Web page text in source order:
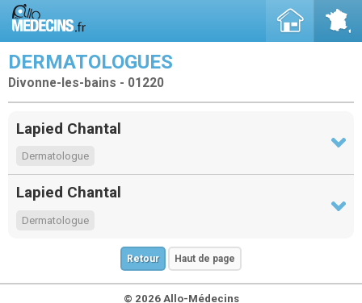
DERMATOLOGUES
Divonne-les-bains - 01220
Lapied Chantal
Dermatologue
Lapied Chantal
Dermatologue
Retour Haut de page
© 2026 Allo-Médecins